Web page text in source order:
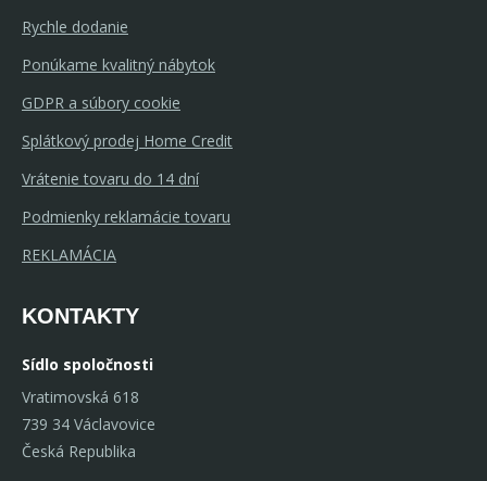
Rychle dodanie
Ponúkame kvalitný nábytok
GDPR a súbory cookie
Splátkový prodej Home Credit
Vrátenie tovaru do 14 dní
Podmienky reklamácie tovaru
REKLAMÁCIA
KONTAKTY
Sídlo spoločnosti
Vratimovská 618
739 34 Václavovice
Česká Republika